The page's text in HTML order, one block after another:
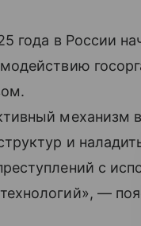
года в России
механизм
и
с
—